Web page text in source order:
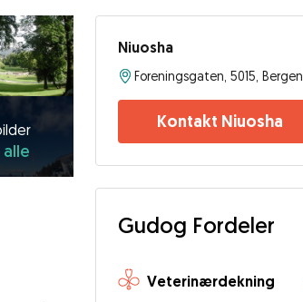
alle
Niuosha
Foreningsgaten, 5015, Bergen
Kontakt Niuosha
Gudog Fordeler
Veterinærdekning